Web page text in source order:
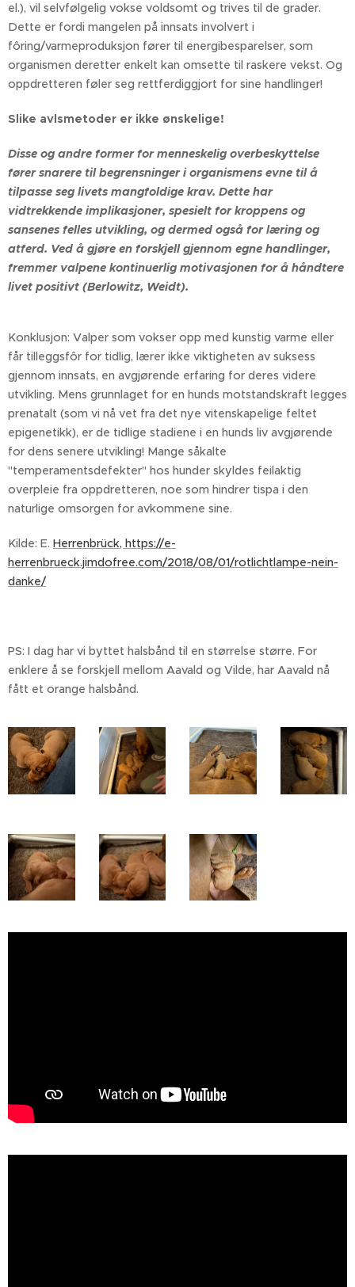
el.), vil selvfølgelig vokse voldsomt og trives til de grader.
Dette er fordi mangelen på innsats involvert i
fôring/varmeproduksjon fører til energibesparelser, som
organismen deretter enkelt kan omsette til raskere vekst. Og
oppdretteren føler seg rettferdiggjort for sine handlinger!
Slike avlsmetoder er ikke ønskelige!
Disse og andre former for menneskelig overbeskyttelse
fører snarere til begrensninger i organismens evne til å
tilpasse seg livets mangfoldige krav. Dette har
vidtrekkende implikasjoner, spesielt for kroppens og
sansenes felles utvikling, og dermed også for læring og
atferd. Ved å gjøre en forskjell gjennom egne handlinger,
fremmer valpene kontinuerlig motivasjonen for å håndtere
livet positivt (Berlowitz, Weidt).
Konklusjon: Valper som vokser opp med kunstig varme eller
får tilleggsfôr for tidlig, lærer ikke viktigheten av suksess
gjennom innsats, en avgjørende erfaring for deres videre
utvikling. Mens grunnlaget for en hunds motstandskraft legges
prenatalt (som vi nå vet fra det nye vitenskapelige feltet
epigenetikk), er de tidlige stadiene i en hunds liv avgjørende
for dens senere utvikling! Mange såkalte
"temperamentsdefekter" hos hunder skyldes feilaktig
overpleie fra oppdretteren, noe som hindrer tispa i den
naturlige omsorgen for avkommene sine.
Kilde: E. Herrenbrück, https://e-
herrenbrueck.jimdofree.com/2018/08/01/rotlichtlampe-nein-
danke/
PS: I dag har vi byttet halsbånd til en størrelse større. For
enklere å se forskjell mellom Aavald og Vilde, har Aavald nå
fått et orange halsbånd.